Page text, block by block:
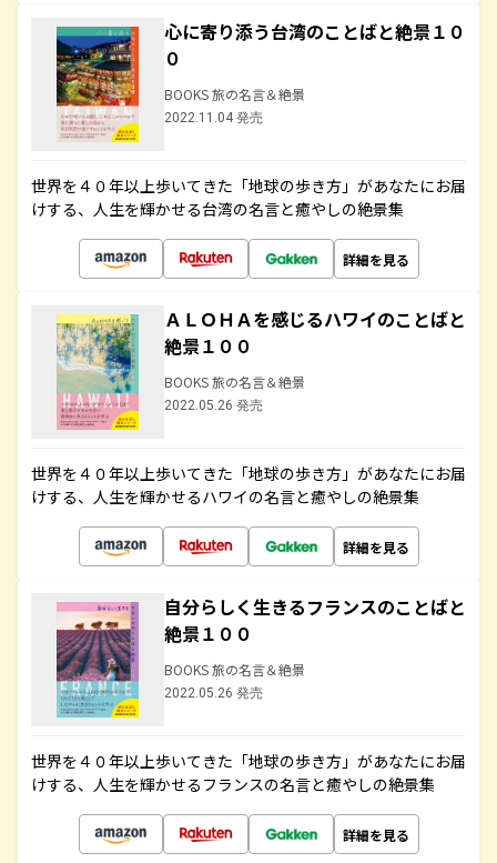
心に寄り添う台湾のことばと絶景１０
０
BOOKS 旅の名言＆絶景
2022.11.04 発売
世界を４０年以上歩いてきた「地球の歩き方」があなたにお届
けする、人生を輝かせる台湾の名言と癒やしの絶景集
詳細を見る
ＡＬＯＨＡを感じるハワイのことばと
絶景１００
BOOKS 旅の名言＆絶景
2022.05.26 発売
世界を４０年以上歩いてきた「地球の歩き方」があなたにお届
けする、人生を輝かせるハワイの名言と癒やしの絶景集
詳細を見る
自分らしく生きるフランスのことばと
絶景１００
BOOKS 旅の名言＆絶景
2022.05.26 発売
世界を４０年以上歩いてきた「地球の歩き方」があなたにお届
けする、人生を輝かせるフランスの名言と癒やしの絶景集
詳細を見る